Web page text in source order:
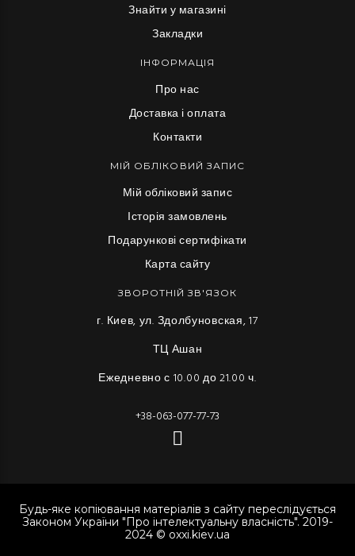
Знайти у магазині
Закладки
ІНФОРМАЦІЯ
Про нас
Доставка і оплата
Контакти
МІЙ ОБЛІКОВИЙ ЗАПИС
Мій обліковий запис
Історія замовлень
Подарункові сертифікати
Карта сайту
ЗВОРОТНІЙ ЗВ'ЯЗОК
г. Киев, ул. Здолбуновская, 17
ТЦ Ашан
Ежедневно с 10.00 до 21.00 ч.
+38-063-077-77-73
Будь-яке копіювання матеріалів з сайту переслідується
Законом України "Про інтелектуальну власність". 2019-
2024 © oxxi.kiev.ua